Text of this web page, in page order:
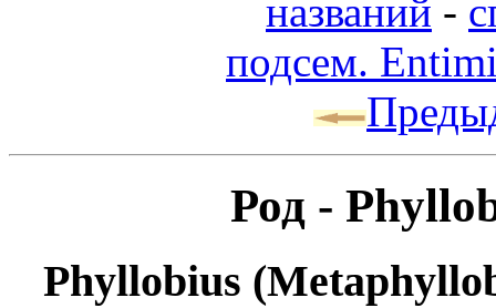
названий -
подсем.
Род -
Phyllobius